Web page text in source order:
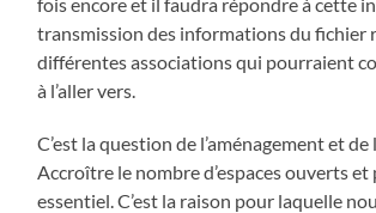
transmission des informations du fichier
différentes associations qui pourraient
à l’aller vers.
C’est la question de l’aménagement et de
Accroître le nombre d’espaces ouverts et
essentiel. C’est la raison pour laquelle